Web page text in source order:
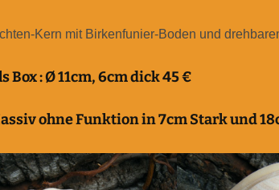
Kern mit Birkenfunier-Boden und
Box : Ø 11cm, 6cm dick 45 €
ohne Funktion in 7cm Stark und